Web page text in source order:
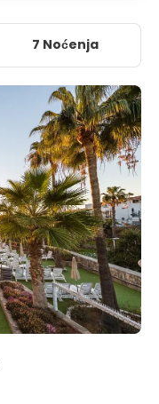
7 Noćenja